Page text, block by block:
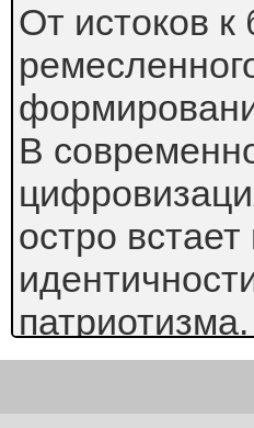
От истоков
В
остро
уважение к
Одним из